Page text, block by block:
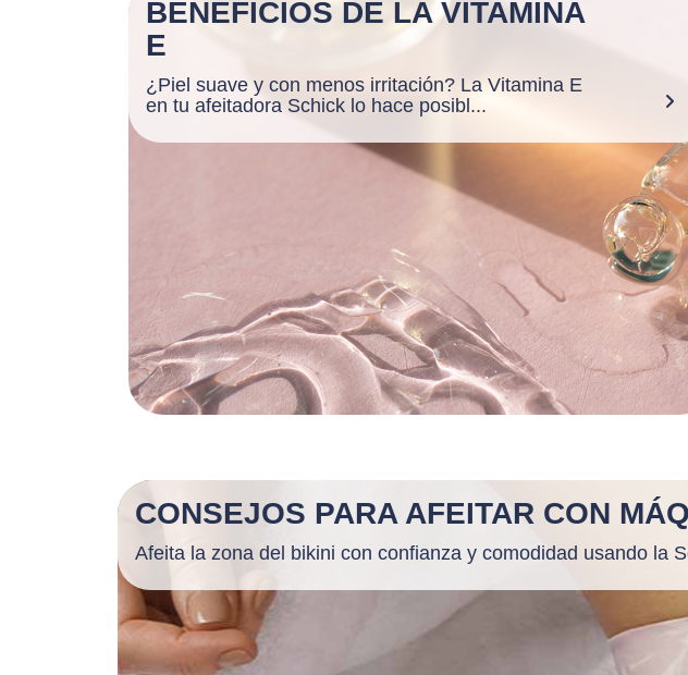
BENEFICIOS DE LA VITAMINA
E
¿Piel suave y con menos irritación? La Vitamina E
en tu afeitadora Schick lo hace posibl...
CONSEJOS PARA AFEITAR CON
Afeita la zona del bikini con confianza y comodidad usando la